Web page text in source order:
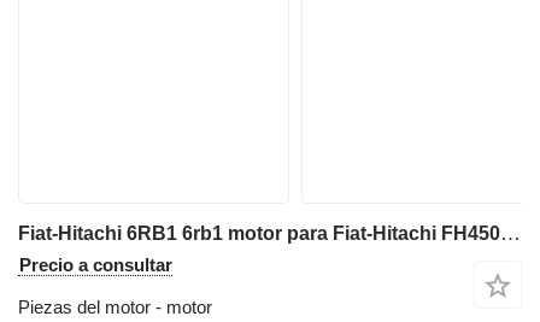
Fiat-Hitachi 6RB1 6rb1 motor para Fiat-Hitachi FH450 excavadora
Precio a consultar
Piezas del motor - motor